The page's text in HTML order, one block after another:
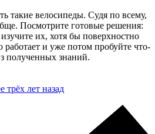
такие велосипеды. Судя по всему,
Посмотрите готовые решения:
их, хотя бы поверхностно
работает и уже потом пробуйте что-
полученных знаний.
трёх лет назад